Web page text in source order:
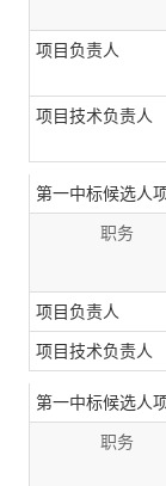
项目负责人
项目技术负责人
第一中标候选人
职务
项目负责人
项目技术负责人
第一中标候选人
职务